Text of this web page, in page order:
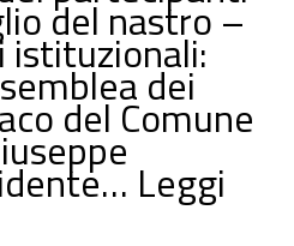
del nastro –
istituzionali:
dei
del Comune
Leggi